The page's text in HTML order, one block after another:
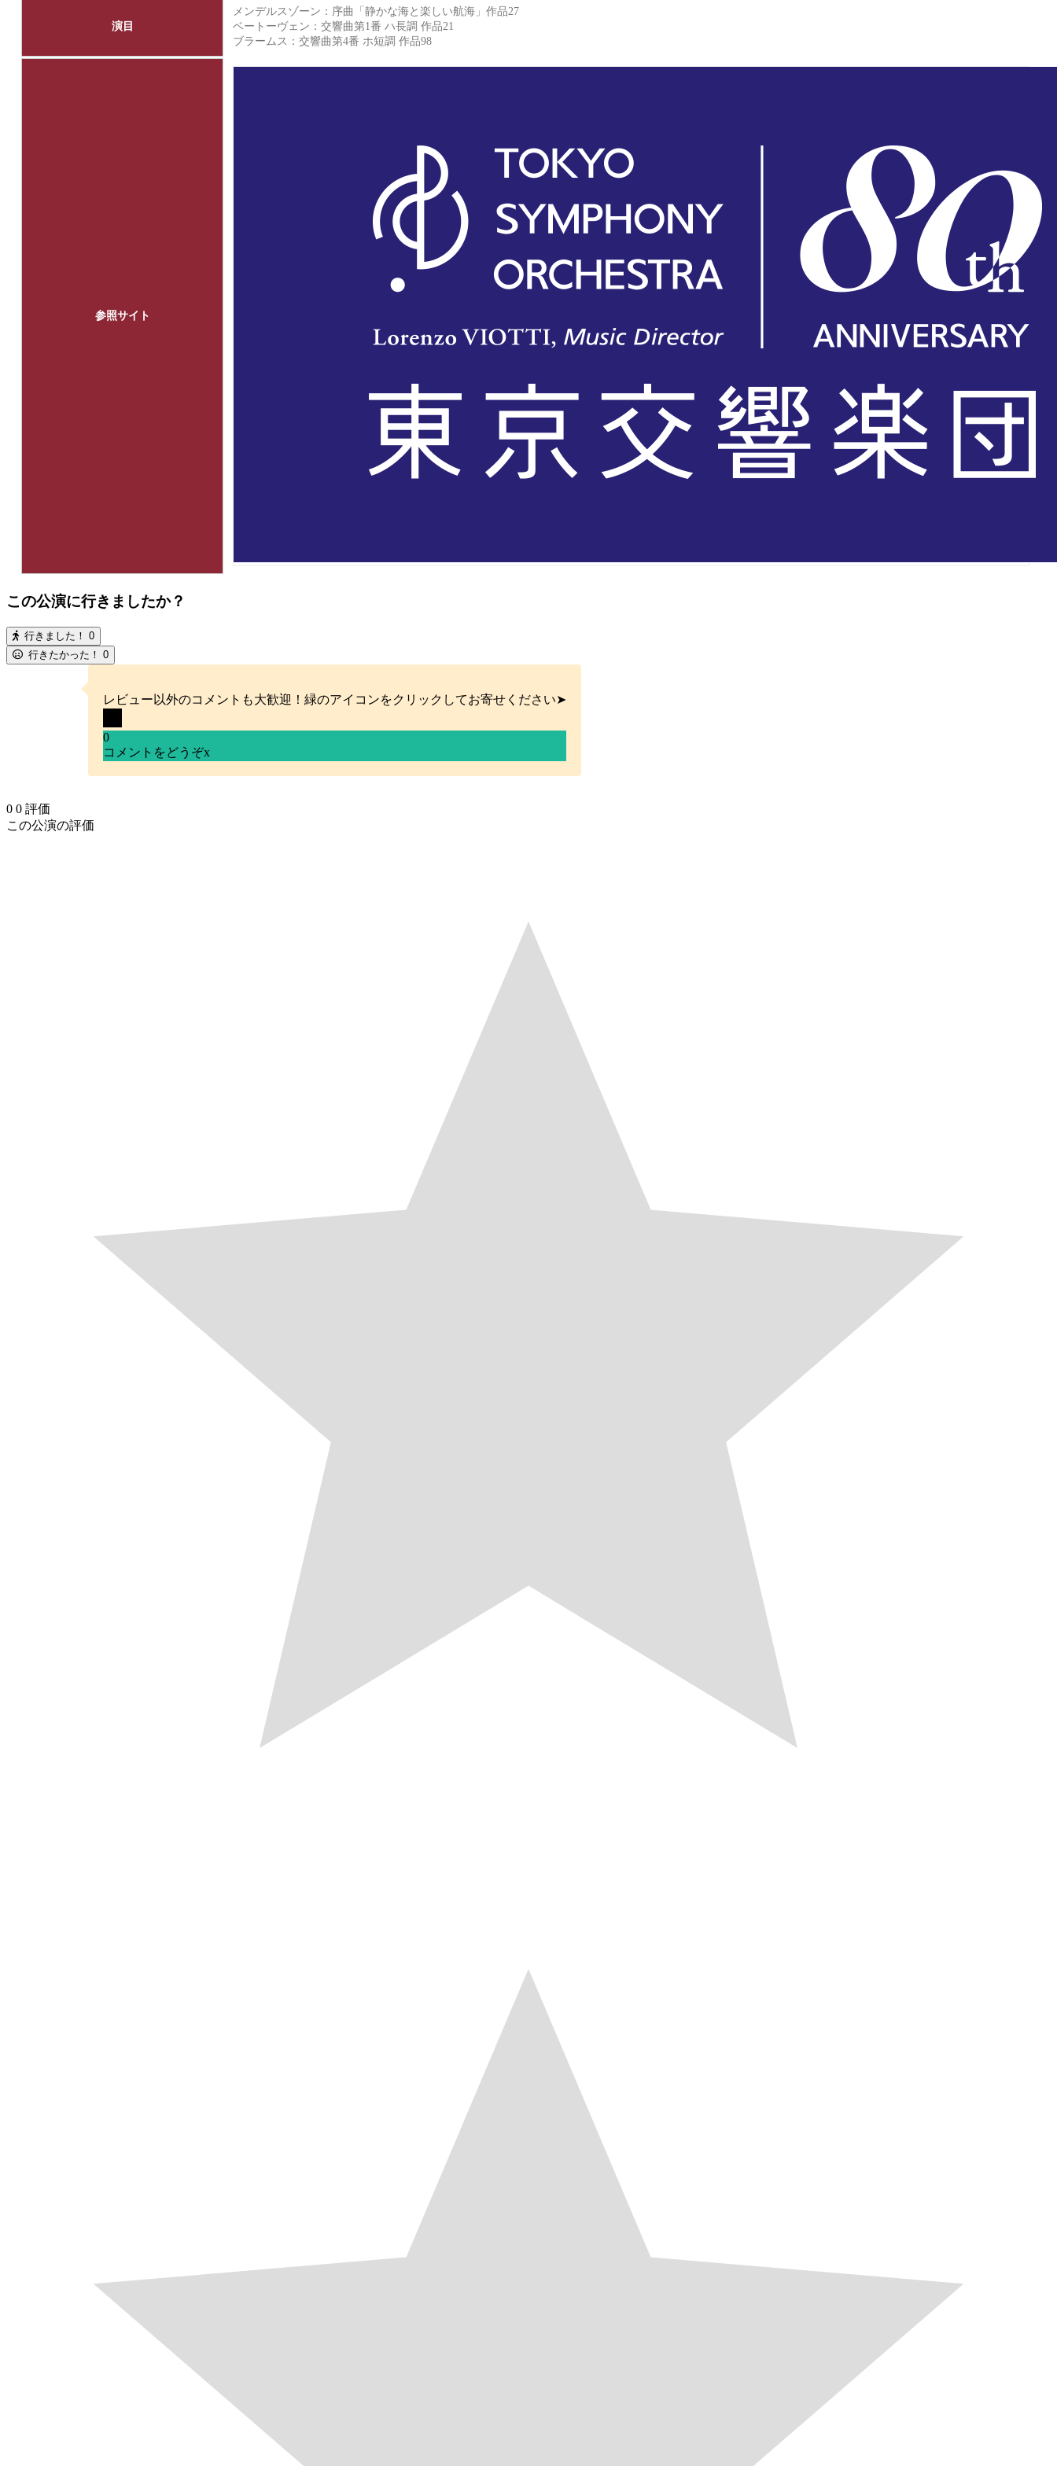
演目
メンデルスゾーン：序曲「静かな海と楽しい航海」作品27
ベートーヴェン：交響曲第1番 ハ長調 作品21
ブラームス：交響曲第4番 ホ短調 作品98
参照サイト 東京交響楽団 Tokyo Symphony のウェブサイト。コンサート情報、チケット購入方法、楽団の活動、ニュース、サポート会員のご紹介。
tokyosymphony.jp
この公演に行きましたか？
行きました！ 0
行きたかった！ 0
レビュー以外のコメントも大歓迎！緑のアイコンをクリックしてお寄せください➤
0
コメントをどうぞx
0 0 評価
この公演の評価